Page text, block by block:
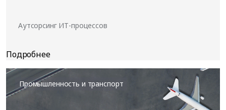
Аутсорсинг ИТ-процессов
Промышленность и транспорт